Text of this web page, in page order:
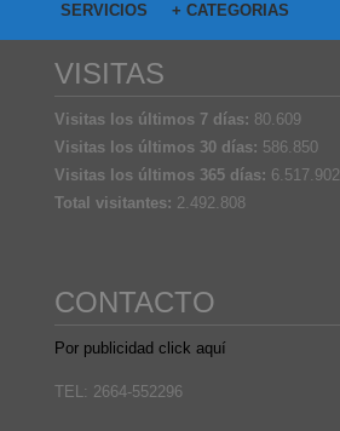
SERVICIOS + CATEGORIAS
VISITAS
Visitas los últimos 7 días: 80.609
Visitas los últimos 30 días: 586.850
Visitas los últimos 365 días: 6.517.902
Total visitantes: 2.492.808
CONTACTO
Por publicidad click aquí
TEL: 2664-552296